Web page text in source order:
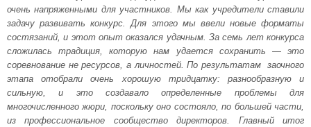
очень напряженными для участников. Мы как учредители ставили
задачу развивать конкурс. Для этого мы ввели новые форматы
состязаний, и этот опыт оказался удачным. За семь лет конкурса
сложилась традиция, которую нам удается сохранить — это
соревнование не ресурсов, а личностей. По результатам заочного
этапа отобрали очень хорошую тридцатку: разнообразную и
сильную, и это создавало определенные проблемы для
многочисленного жюри, поскольку оно состояло, по большей части,
из профессиональное сообщество директоров. Главный итог